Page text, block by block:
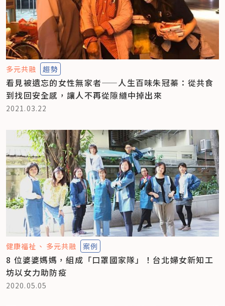
多元共融 趨勢
看見被遺忘的女性無家者——人生百味朱冠蓁：從共食
到找回安全感，讓人不再從隙縫中掉出來
2021.03.22
健康福祉 多元共融 案例
8 位婆婆媽媽，組成「口罩國家隊」！台北婦女新知工
坊以女力助防疫
2020.05.05